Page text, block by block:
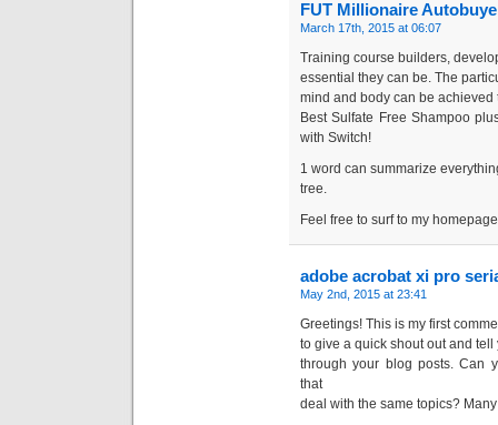
FUT Millionaire
March 17th, 2015 at 06:07
Training course builders,
essential they can be. The
mind and body can be
Best Sulfate Free Shampoo
with Switch!
1 word can summarize
tree.
Feel free to surf to my
adobe acrobat xi pro
May 2nd, 2015 at 23:41
Greetings! This is my first
to give a quick shout out and
through your blog posts. Can
that
deal with the same topics?